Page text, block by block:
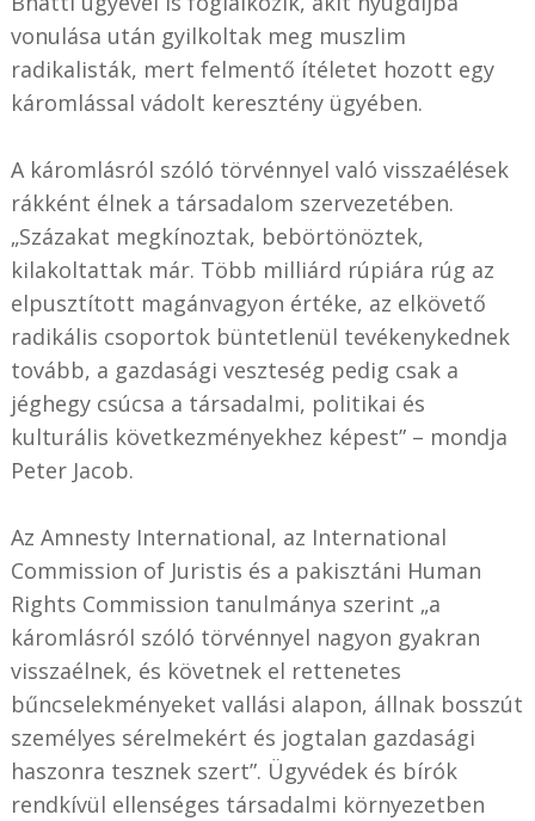
vonulása után gyilkoltak meg muszlim
radikalisták, mert felmentő ítéletet hozott egy
káromlással vádolt keresztény ügyében.
A káromlásról szóló törvénnyel való visszaélések
rákként élnek a társadalom szervezetében.
„Százakat megkínoztak, bebörtönöztek,
kilakoltattak már. Több milliárd rúpiára rúg az
elpusztított magánvagyon értéke, az elkövető
radikális csoportok büntetlenül tevékenykednek
tovább, a gazdasági veszteség pedig csak a
jéghegy csúcsa a társadalmi, politikai és
kulturális következményekhez képest” – mondja
Peter Jacob.
Az Amnesty International, az International
Commission of Juristis és a pakisztáni Human
Rights Commission tanulmánya szerint „a
káromlásról szóló törvénnyel nagyon gyakran
visszaélnek, és követnek el rettenetes
bűncselekményeket vallási alapon, állnak bosszút
személyes sérelmekért és jogtalan gazdasági
haszonra tesznek szert”. Ügyvédek és bírók
rendkívül ellenséges társadalmi környezetben